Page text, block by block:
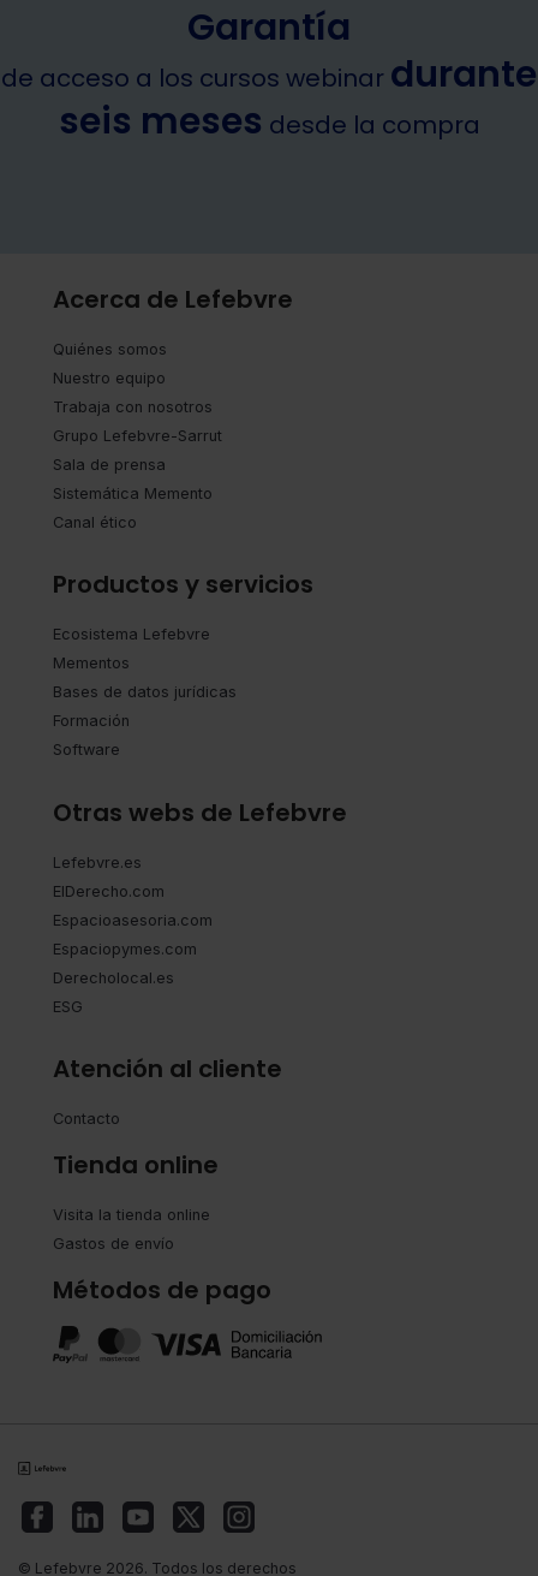
Garantía
de acceso a los cursos webinar durante
seis meses desde la compra
Acerca de Lefebvre
Quiénes somos
Nuestro equipo
Trabaja con nosotros
Grupo Lefebvre-Sarrut
Sala de prensa
Sistemática Memento
Canal ético
Productos y servicios
Ecosistema Lefebvre
Mementos
Bases de datos jurídicas
Formación
Software
Otras webs de Lefebvre
Lefebvre.es
ElDerecho.com
Espacioasesoria.com
Espaciopymes.com
Derecholocal.es
ESG
Atención al cliente
Contacto
Tienda online
Visita la tienda online
Gastos de envío
Métodos de pago
© Lefebvre 2026. Todos los derechos